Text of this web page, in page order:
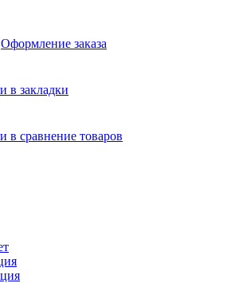
Оформление заказа
в закладки
в сравнение товаров